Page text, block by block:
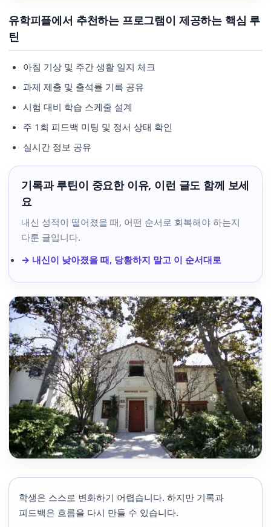
유학피플에서 추천하는 프로그램이 제공하는 핵심 루
틴
아침 기상 및 주간 생활 일지 체크
과제 제출 및 출석률 기록 공유
시험 대비 학습 스케줄 설계
주 1회 피드백 미팅 및 정서 상태 확인
실시간 정보 공유
기록과 루틴이 중요한 이유, 이런 글도 함께 보세
요
내신 성적이 떨어졌을 때, 어떤 순서로 회복해야 하는지
다룬 글입니다.
→ 내신이 낮아졌을 때, 당황하지 말고 이 순서대로
학생은 스스로 변화하기 어렵습니다. 하지만 기록과
피드백은 흐름을 다시 만들 수 있습니다.